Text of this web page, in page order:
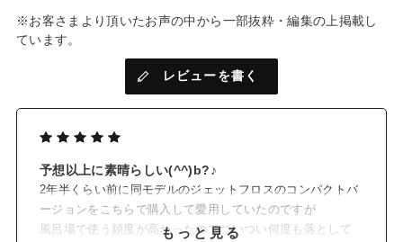
※お客さまより頂いたお声の中から一部抜粋・編集の上掲載し
ています。
レビューを書く
予想以上に素晴らしい(^^)b?♪
2年半くらい前に同モデルのジェットフロスのコンパクトバ
ージョンをこちらで購入して愛用していたのですが
風呂場で使う頻度が高かったのでついつい何度も落として
もっと見る